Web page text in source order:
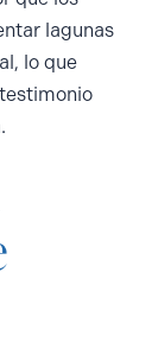
lagunas
lo que